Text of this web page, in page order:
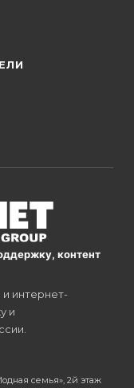
контент
и интернет-
и
семья», 2й этаж